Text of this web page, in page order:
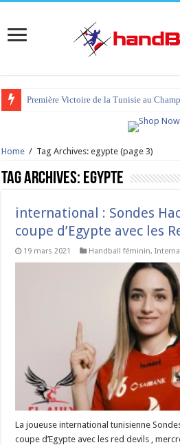
tournoi international Hammamet 2023 :
Home / Tag Archives: egypte (page 3)
Tag Archives: egypte
international : Sondes
coupe d’Egypte avec les
19 mars 2021 Handball féminin,
La joueuse international tunisienne
coupe d’Egypte avec les red devils ,